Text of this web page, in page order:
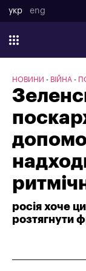
укр eng
НОВИНИ ВІЙНА
росія хоче
розтягнути